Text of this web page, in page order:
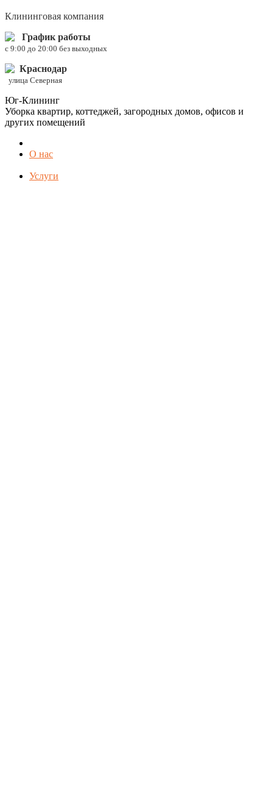
Клининговая компания
График работы
c 9:00 до 20:00 без выходных
Краснодар
улица Северная
Юг-Клининг
Уборка квартир, коттеджей, загородных домов, офисов и
других помещений
О нас
Услуги